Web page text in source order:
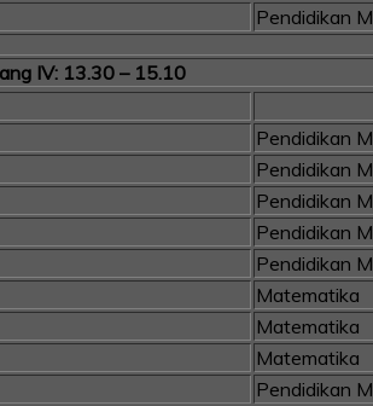
Pendidikan
IV: 13.30 – 15.10
Pendidikan
Pendidikan
Pendidikan
Pendidikan
Pendidikan
Matematika
Matematika
Matematika
Pendidikan